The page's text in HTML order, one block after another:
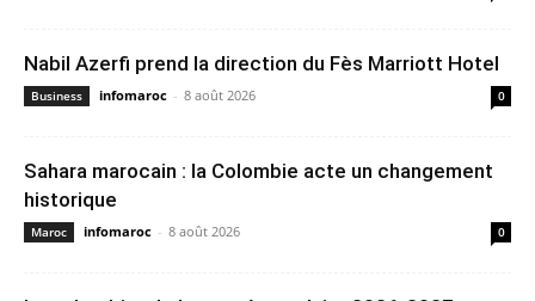
Nabil Azerfi prend la direction du Fès Marriott Hotel
Business infomaroc - 8 août 2026 0
Sahara marocain : la Colombie acte un changement
historique
Maroc infomaroc - 8 août 2026 0